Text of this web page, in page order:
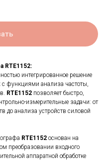
RTE1152:
интегрированное решение
функциями анализа частоты,
RTE1152 позволяет быстро,
измерительные задачи: от
до анализа устройств силовой
RTE1152 основан на
преобразовании входного
аппаратной обработке